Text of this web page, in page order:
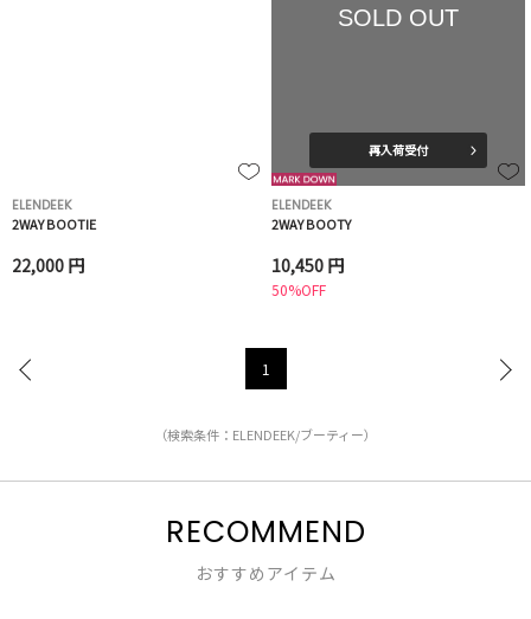
ELENDEEK
2WAY BOOTIE
22,000 円
SOLD OUT
再入荷受付
ELENDEEK
2WAY BOOTY
10,450 円
50%OFF
1
（検索条件：ELENDEEK/ブーティー）
RECOMMEND
おすすめアイテム